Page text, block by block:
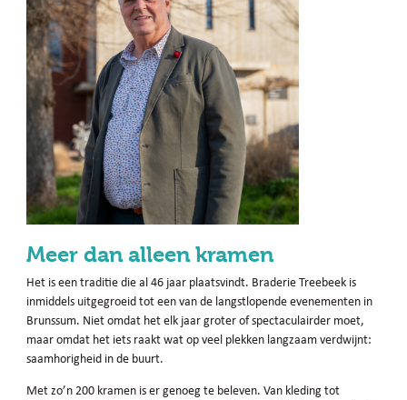
Meer dan alleen kramen
Het is een traditie die al 46 jaar plaatsvindt. Braderie Treebeek is
inmiddels uitgegroeid tot een van de langstlopende evenementen in
Brunssum. Niet omdat het elk jaar groter of spectaculairder moet,
maar omdat het iets raakt wat op veel plekken langzaam verdwijnt:
saamhorigheid in de buurt.
Met zo’n 200 kramen is er genoeg te beleven. Van kleding tot